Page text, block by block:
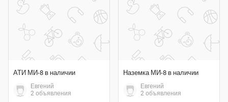
АТИ МИ-8 в наличии
Евгений
2 объявления
Наземка МИ-8 в наличии
Евгений
2 объявления